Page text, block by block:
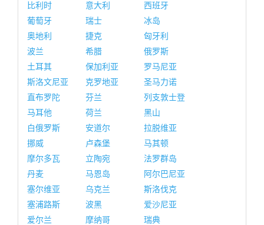
比利时
意大利
西班牙
葡萄牙
瑞士
冰岛
奥地利
捷克
匈牙利
波兰
希腊
俄罗斯
土耳其
保加利亚
罗马尼亚
斯洛文尼亚
克罗地亚
圣马力诺
直布罗陀
芬兰
列支敦士登
马耳他
荷兰
黑山
白俄罗斯
安道尔
拉脱维亚
挪威
卢森堡
马其顿
摩尔多瓦
立陶宛
法罗群岛
丹麦
马恩岛
阿尔巴尼亚
塞尔维亚
乌克兰
斯洛伐克
塞浦路斯
波黑
爱沙尼亚
爱尔兰
摩纳哥 瑞典